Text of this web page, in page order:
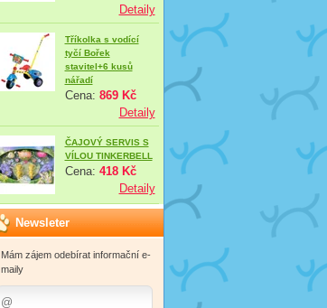
Detaily
Tříkolka s vodící
tyčí Bořek
stavitel+6 kusů
nářadí
Cena: 869 Kč
Detaily
ČAJOVÝ SERVIS S
VÍLOU TINKERBELL
Cena: 418 Kč
Detaily
Newsleter
Mám zájem odebírat informační e-
maily